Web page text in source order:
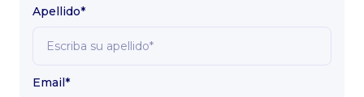
Apellido*
Email*